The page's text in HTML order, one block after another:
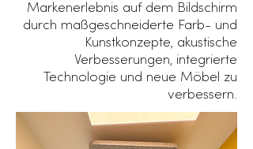
Markenerlebnis auf dem Bildschirm
durch maßgeschneiderte Farb- und
Kunstkonzepte, akustische
Verbesserungen, integrierte
Technologie und neue Möbel zu
verbessern.